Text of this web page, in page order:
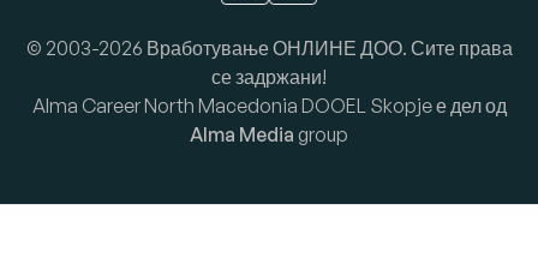
© 2003-2026 Вработување ОНЛИНЕ ДОО. Сите права
се задржани!
Alma Career North Macedonia DOOEL Skopje е дел од
Alma Media group